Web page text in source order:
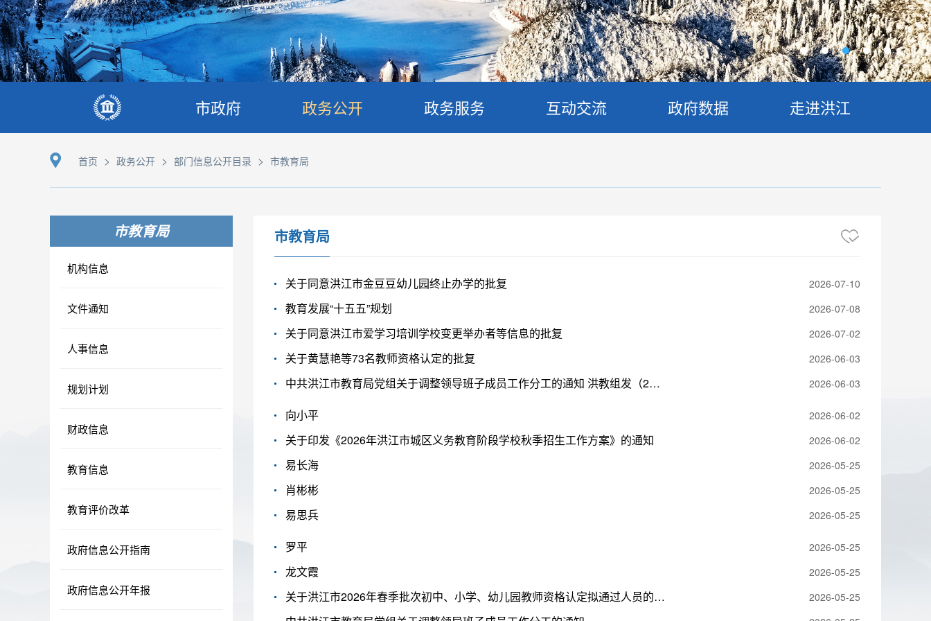
市政府 政务公开 政务服务 互动交流 政府数据 走进洪江
首页 > 政务公开 > 部门信息公开目录 > 市教育局
市教育局
机构信息
文件通知
人事信息
规划计划
财政信息
教育信息
教育评价改革
政府信息公开指南
政府信息公开年报
市教育局
关于同意洪江市金豆豆幼儿园终止办学的批复 2026-07-10
教育发展“十五五”规划 2026-07-08
关于同意洪江市爱学习培训学校变更举办者等信息的批复 2026-07-02
关于黄慧艳等73名教师资格认定的批复 2026-06-03
中共洪江市教育局党组关于调整领导班子成员工作分工的通知 洪教组发（2026）6号 2026-06-03
向小平 2026-06-02
关于印发《2026年洪江市城区义务教育阶段学校秋季招生工作方案》的通知 2026-06-02
易长海 2026-05-25
肖彬彬 2026-05-25
易思兵 2026-05-25
罗平 2026-05-25
龙文霞 2026-05-25
关于洪江市2026年春季批次初中、小学、幼儿园教师资格认定拟通过人员的公示 2026-05-25